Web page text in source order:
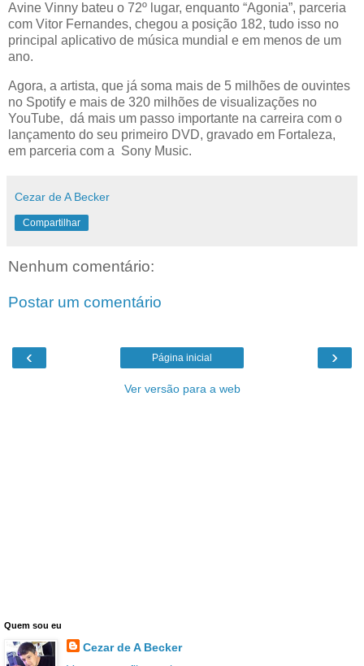
Avine Vinny bateu o 72º lugar, enquanto “Agonia”, parceria
com Vitor Fernandes, chegou a posição 182, tudo isso no
principal aplicativo de música mundial e em menos de um
ano.
Agora, a artista, que já soma mais de 5 milhões de ouvintes
no Spotify e mais de 320 milhões de visualizações no
YouTube, dá mais um passo importante na carreira com o
lançamento do seu primeiro DVD, gravado em Fortaleza,
em parceria com a Sony Music.
Cezar de A Becker
Compartilhar
Nenhum comentário:
Postar um comentário
‹ ›
Página inicial
Ver versão para a web
Quem sou eu
Cezar de A Becker